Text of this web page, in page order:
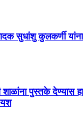
सुधांशु कुलकर्णी
शाळांना पुस्तके देण्यास
यश